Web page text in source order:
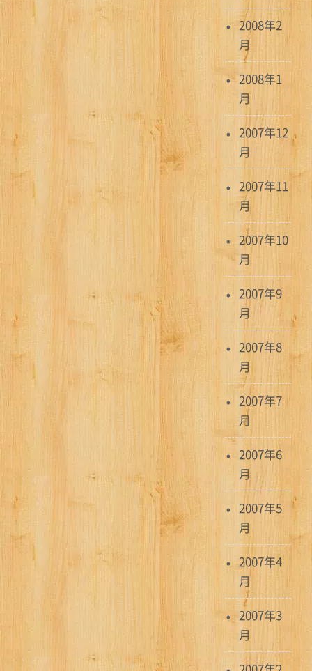
2008年2
月
2008年1
月
2007年12
月
2007年11
月
2007年10
月
2007年9
月
2007年8
月
2007年7
月
2007年6
月
2007年5
月
2007年4
月
2007年3
月